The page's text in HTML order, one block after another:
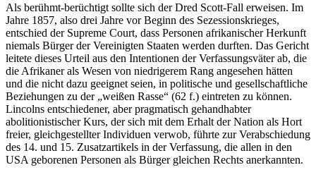
Als berühmt-berüchtigt sollte sich der Dred Scott-Fall erweisen. Im
Jahre 1857, also drei Jahre vor Beginn des Sezessionskrieges,
entschied der Supreme Court, dass Personen afrikanischer Herkunft
niemals Bürger der Vereinigten Staaten werden durften. Das Gericht
leitete dieses Urteil aus den Intentionen der Verfassungsväter ab, die
die Afrikaner als Wesen von niedrigerem Rang angesehen hätten
und die nicht dazu geeignet seien, in politische und gesellschaftliche
Beziehungen zu der „weißen Rasse“ (62 f.) eintreten zu können.
Lincolns entschiedener, aber pragmatisch gehandhabter
abolitionistischer Kurs, der sich mit dem Erhalt der Nation als Hort
freier, gleichgestellter Individuen verwob, führte zur Verabschiedung
des 14. und 15. Zusatzartikels in der Verfassung, die allen in den
USA geborenen Personen als Bürger gleichen Rechts anerkannten.